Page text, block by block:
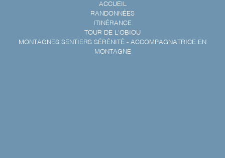
ACCUEIL
RANDONNÉES
ITINÉRANCE
TOUR DE L'OBIOU
MONTAGNES SENTIERS SÉRÉNITÉ - ACCOMPAGNATRICE EN
MONTAGNE